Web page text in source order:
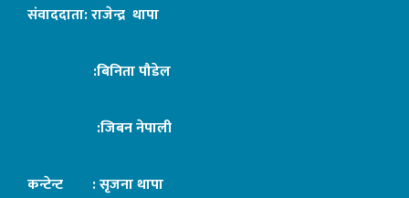
संवाददाता: राजेन्द्र थापा
:बिनिता पौडेल
:जिबन नेपाली
कन्टेन्ट : सृजना थापा